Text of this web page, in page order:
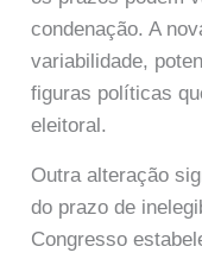
condenação. A
variabilidade,
figuras políticas
eleitoral.
Outra alteração
do prazo de
Congresso